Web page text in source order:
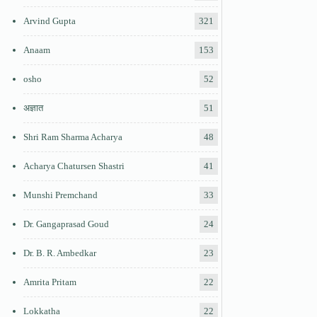
Arvind Gupta 321
Anaam 153
osho 52
अज्ञात 51
Shri Ram Sharma Acharya 48
Acharya Chatursen Shastri 41
Munshi Premchand 33
Dr. Gangaprasad Goud 24
Dr. B. R. Ambedkar 23
Amrita Pritam 22
Lokkatha 22